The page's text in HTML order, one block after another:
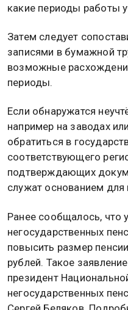
какие периоды работы
Затем следует
записями в бумажной
возможные
периоды.
Если обнаружатся
например на заводах
обратиться в
соответствующего
подтверждающих
служат основанием для
Ранее сообщалось, что
негосударственных
повысить размер
рублей. Такое
президент
негосударственных